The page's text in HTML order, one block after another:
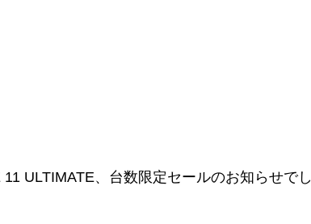
ULTIMATE、台数限定セールのお知らせでし